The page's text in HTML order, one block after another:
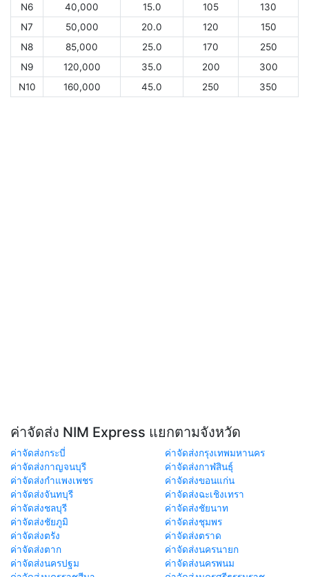
N6
40,000 15.0 105
130
N7
50,000 20.0 120
150
N8
85,000 25.0 170
250
N9
120,000 35.0 200
300
N10
160,000 45.0 250 350
ค่าจัดส่ง NIM Express แยกตามจังหวัด
ค่าจัดส่งกระบี่
ค่าจัดส่งกรุงเทพมหานคร
ค่าจัดส่งกาญจนบุรี
ค่าจัดส่งกาฬสินธุ์
ค่าจัดส่งกำแพงเพชร
ค่าจัดส่งขอนแก่น
ค่าจัดส่งจันทบุรี
ค่าจัดส่งฉะเชิงเทรา
ค่าจัดส่งชลบุรี
ค่าจัดส่งชัยนาท
ค่าจัดส่งชัยภูมิ
ค่าจัดส่งชุมพร
ค่าจัดส่งตรัง
ค่าจัดส่งตราด
ค่าจัดส่งตาก
ค่าจัดส่งนครนายก
ค่าจัดส่งนครปฐม
ค่าจัดส่งนครพนม